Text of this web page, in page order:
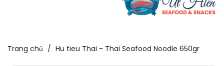
Trang chủ / Hu tieu Thai - Thai Seafood Noodle 650gr
Chuyển